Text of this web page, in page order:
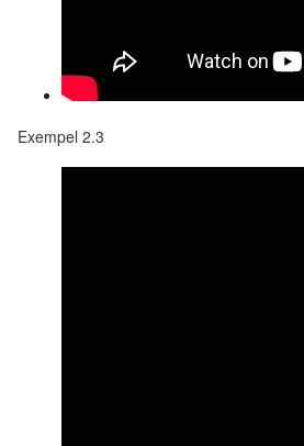
Exempel 2.3